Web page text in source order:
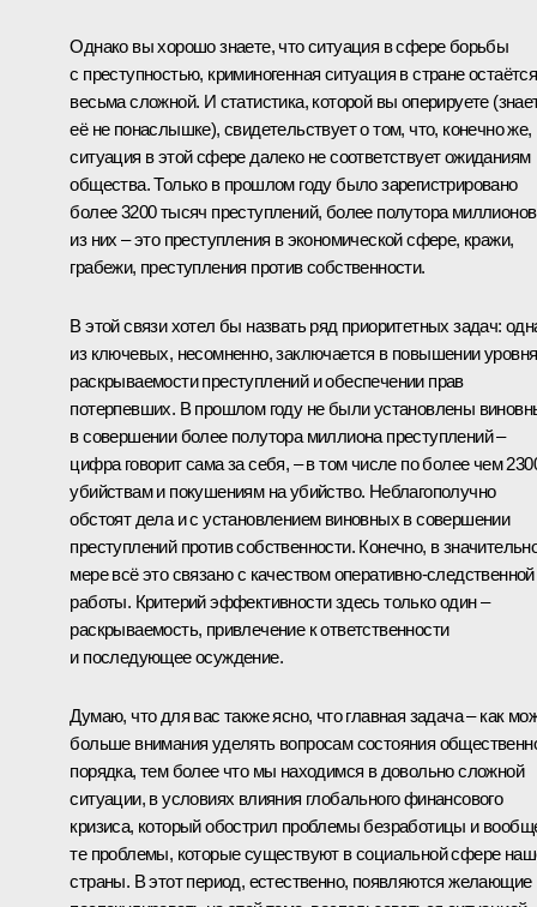
Однако вы хорошо знаете, что ситуация в сфере борьбы
с преступностью, криминогенная ситуация в стране остаётся
весьма сложной. И статистика, которой вы оперируете
её не понаслышке), свидетельствует о том, что, конечно же,
ситуация в этой сфере далеко не соответствует ожиданиям
общества. Только в прошлом году было зарегистрировано
более 3200 тысяч преступлений, более полутора миллионов
из них – это преступления в экономической сфере, кражи,
грабежи, преступления против собственности.
В этой связи хотел бы назвать ряд приоритетных задач:
из ключевых, несомненно, заключается в повышении уровня
раскрываемости преступлений и обеспечении прав
потерпевших. В прошлом году не были установлены
в совершении более полутора миллиона преступлений –
цифра говорит сама за себя, – в том числе по более чем
убийствам и покушениям на убийство. Неблагополучно
обстоят дела и с установлением виновных в совершении
преступлений против собственности. Конечно, в
мере всё это связано с качеством оперативно-следственной
работы. Критерий эффективности здесь только один –
раскрываемость, привлечение к ответственности
и последующее осуждение.
Думаю, что для вас также ясно, что главная задача – как
больше внимания уделять вопросам состояния
порядка, тем более что мы находимся в довольно сложной
ситуации, в условиях влияния глобального финансового
кризиса, который обострил проблемы безработицы и
те проблемы, которые существуют в социальной сфере
страны. В этот период, естественно, появляются желающие